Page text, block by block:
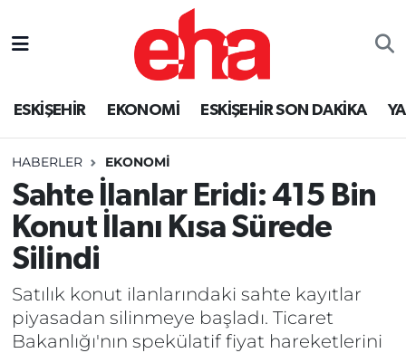
ESKİŞEHİR EKONOMİ ESKİŞEHİR SON DAKİKA
HABERLER EKONOMİ
Sahte İlanlar Eridi: 415 Bin
Konut İlanı Kısa Sürede
Silindi
Satılık konut ilanlarındaki sahte kayıtlar
piyasadan silinmeye başladı. Ticaret
Bakanlığı'nın spekülatif fiyat hareketlerini